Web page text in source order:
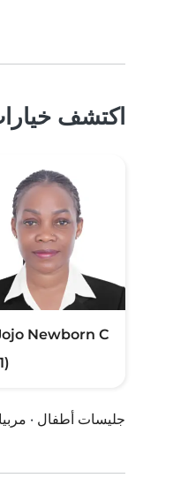
اكتشف
Newborn C..
(1)
جليسات أطفال ·